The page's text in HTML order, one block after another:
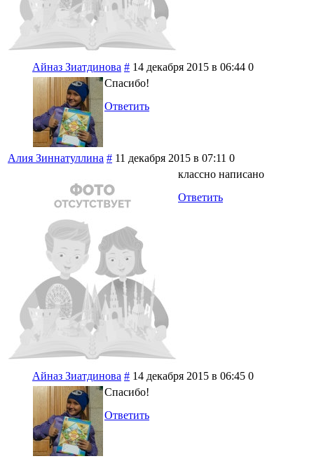
Айназ Зиатдинова # 14 декабря 2015 в 06:44 0
Спасибо!
Ответить
Алия Зиннатуллина # 11 декабря 2015 в 07:11 0
классно написано
Ответить
Айназ Зиатдинова # 14 декабря 2015 в 06:45 0
Спасибо!
Ответить